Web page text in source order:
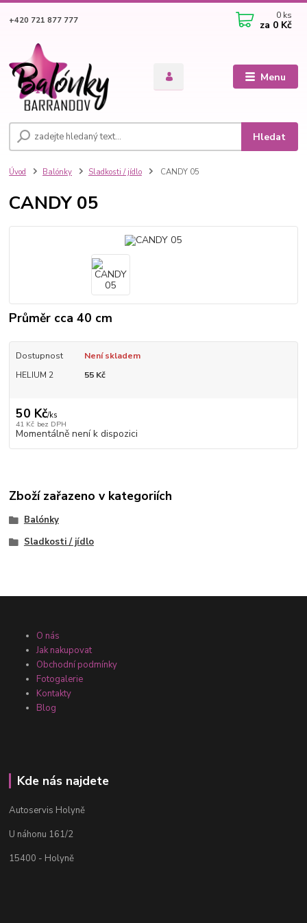
Menu
Hledat
+420 721 877 777 0 ks
za 0 Kč
Úvod Balónky Sladkosti / jídlo CANDY 05
CANDY 05
Průměr cca 40 cm
Dostupnost
Není skladem
HELIUM 2
55 Kč
50 Kč/ks
41 Kč bez DPH
Momentálně není k dispozici
Zboží zařazeno v kategoriích
Balónky
Sladkosti / jídlo
O nás
Jak nakupovat
Obchodní podmínky
Fotogalerie
Kontakty
Blog
Kde nás najdete
Autoservis Holyně
U náhonu 161/2
15400 - Holyně